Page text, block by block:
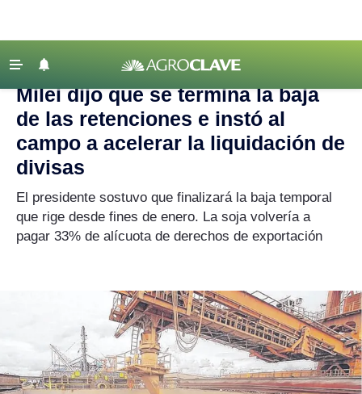
Agricultura
Ganadería
Lechería
Tecnología
Maquinaria agrícola
Agenda
Agronegocios
Mercados
‹ VOLVER
Agroclave Economía | Milei
Milei dijo que se termina la baja
de las retenciones e instó al
campo a acelerar la liquidación de
divisas
El presidente sostuvo que finalizará la baja temporal
que rige desde fines de enero. La soja volvería a
pagar 33% de alícuota de derechos de exportación